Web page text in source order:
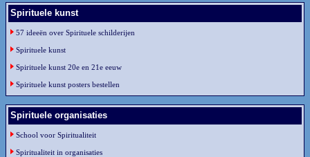
Spirituele kunst
57 ideeën over Spirituele schilderijen
Spirituele kunst
Spirituele kunst 20e en 21e eeuw
Spirituele kunst posters bestellen
Spirituele organisaties
School voor Spiritualiteit
Spiritualiteit in organisaties